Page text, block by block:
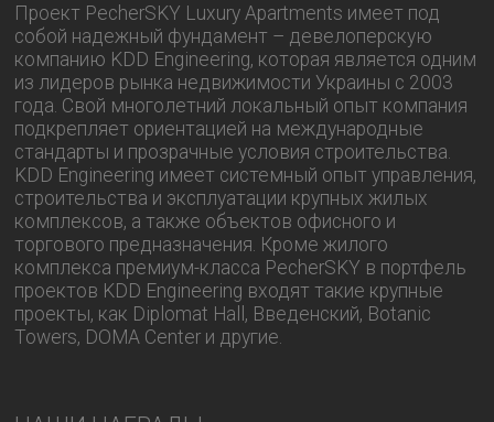
Проект PecherSKY Luxury Apartments имеет под
собой надежный фундамент – девелоперскую
компанию KDD Engineering, которая является одним
из лидеров рынка недвижимости Украины с 2003
года. Свой многолетний локальный опыт компания
подкрепляет ориентацией на международные
стандарты и прозрачные условия строительства.
KDD Engineering имеет системный опыт управления,
строительства и эксплуатации крупных жилых
комплексов, а также объектов офисного и
торгового предназначения. Кроме жилого
комплекса премиум-класса PecherSKY в портфель
проектов KDD Engineering входят такие крупные
проекты, как Diplomat Hall, Введенский, Botanic
Towers, DOMA Center и другие.